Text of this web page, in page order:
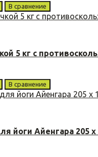
В сравнение
5 кг с
В сравнение
йоги Айенгара 205 х